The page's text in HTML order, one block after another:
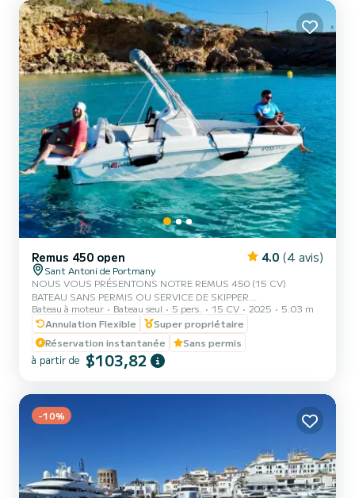
Remus 450 open 4.0 (4 avis)
Sant Antoni de Portmany
NOUS VOUS PRÉSENTONS NOTRE REMUS 450 (15 CV)
BATEAU SANS PERMIS OU SERVICE DE SKIPPER
SUPPLÉMENTAIRE, AVEC UNE CAPACITÉ DE 5 PERSONNES,
NOUS INCLUT DANS VOTRE LOCATION GRATUITEMENT DU
PADDLE SURF ET DES MASQUES DE SNORKEL, AVEC CE
BATEAU VOUS VIVREZ UNE EXPÉRIENCE INOUBLIABLE SUR
L'ÎLE D'IBIZA️. **PROMOTION COUPLES, DEMANDEZ VOTRE
PRIX. • SANS SKIPPER. • CAPACITÉ:5 PERSONNES. • PADDLE
SURF...
Bateau à moteur Bateau seul 5 pers. 15 CV 2025
5.03 m
Annulation Flexible
Super propriétaire
Réservation instantanée
Sans permis
à partir de $103,82
-10%